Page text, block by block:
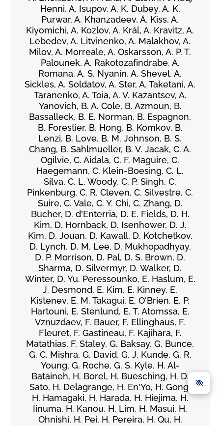
Henni, A. Isupov, A. K. Dubey, A. K.
Purwar, A. Khanzadeev, Á. Kiss, A.
Kiyomichi, A. Kozlov, A. Král, A. Kravitz, A.
Lebedev, A. Litvinenko, A. Malakhov, A.
Milov, A. Morreale, A. Oskarsson, A. P. T.
Palounek, A. Rakotozafindrabe, A.
Romana, A. S. Nyanin, A. Shevel, A.
Sickles, A. Soldatov, A. Ster, A. Taketani, A.
Taranenko, A. Toia, A. V. Kazantsev, A.
Yanovich, B. A. Cole, B. Azmoun, B.
Bassalleck, B. E. Norman, B. Espagnon,
B. Forestier, B. Hong, B. Komkov, B.
Lenzi, B. Love, B. M. Johnson, B. S.
Chang, B. Sahlmueller, B. V. Jacak, C. A.
Ogilvie, C. Aidala, C. F. Maguire, C.
Haegemann, C. Klein-Boesing, C. L.
Silva, C. L. Woody, C. P. Singh, C.
Pinkenburg, C. R. Cleven, C. Silvestre, C.
Suire, C. Vale, C. Y. Chi, C. Zhang, D.
Bucher, D. d'Enterria, D. E. Fields, D. H.
Kim, D. Hornback, D. Isenhower, D. J.
Kim, D. Jouan, D. Kawall, D. Kotchetkov,
D. Lynch, D. M. Lee, D. Mukhopadhyay,
D. P. Morrison, D. Pal, D. S. Brown, D.
Sharma, D. Silvermyr, D. Walker, D.
Winter, D. Yu. Peressounko, E. Haslum, E.
J. Desmond, E. Kim, E. Kinney, E.
Kistenev, E. M. Takagui, E. O'Brien, E. P.
Hartouni, E. Stenlund, E. T. Atomssa, E.
Vznuzdaev, F. Bauer, F. Ellinghaus, F.
Fleuret, F. Gastineau, F. Kajihara, F.
Matathias, F. Staley, G. Baksay, G. Bunce,
G. C. Mishra, G. David, G. J. Kunde, G. R.
Young, G. Roche, G. S. Kyle, H. Al-
Bataineh, H. Borel, H. Buesching, H. D.
Sato, H. Delagrange, H. En'Yo, H. Gong,
H. Hamagaki, H. Harada, H. Hiejima, H.
Iinuma, H. Kanou, H. Lim, H. Masui, H.
Ohnishi, H. Pei, H. Pereira, H. Qu, H.